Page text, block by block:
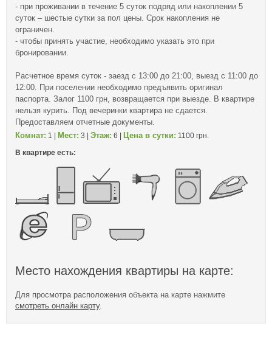
- при проживании в течение 5 суток подряд или накоплении 5
суток – шестые сутки за пол цены. Срок накопления не
ограничен.
- чтобы принять участие, необходимо указать это при
бронировании.
Расчетное время суток - заезд с 13:00 до 21:00, выезд с 11:00 до
12:00. При поселении необходимо предъявить оригинал
паспорта. Залог 1100 грн, возвращается при выезде. В квартире
нельзя курить. Под вечеринки квартира не сдается.
Предоставляем отчетные документы.
Комнат: 1 | Мест: 3 | Этаж: 6 | Цена в сутки: 1100 грн.
В квартире есть:
Место нахождения квартиры на карте:
Для просмотра расположения объекта на карте нажмите
смотреть онлайн карту.